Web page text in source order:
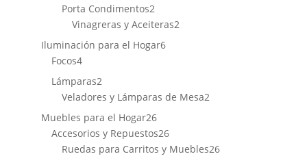
Porta Condimentos22
productos
Vinagreras y Aceiteras22
Iluminación para el Hogar66
Focos44
productos
Lámparas22
productos
Veladores y Lámparas de Mesa22
Muebles para el Hogar2626
productos
Accesorios y Repuestos2626
productos
Ruedas para Carritos y Muebles2626